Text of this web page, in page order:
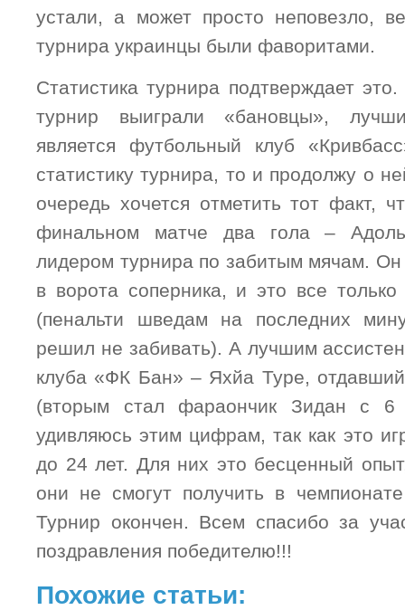
устали, а может просто неповезло,
турнира украинцы были фаворитами.
Статистика турнира подтверждает
турнир выиграли «бановцы»,
является футбольный клуб
статистику турнира, то и продолжу о
очередь хочется отметить тот факт,
финальном матче два гола –
лидером турнира по забитым мячам.
в ворота соперника, и это все
(пенальти шведам на последних
решил не забивать). А лучшим
клуба «ФК Бан» – Яхйа Туре,
(вторым стал фараончик Зидан с 6
удивляюсь этим цифрам, так как это
до 24 лет. Для них это бесценный
они не смогут получить в
Турнир окончен. Всем спасибо за
поздравления победителю!!!
Похожие статьи: